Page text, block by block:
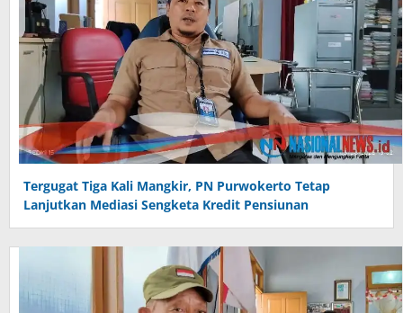
Tergugat Tiga Kali Mangkir, PN Purwokerto Tetap
Lanjutkan Mediasi Sengketa Kredit Pensiunan